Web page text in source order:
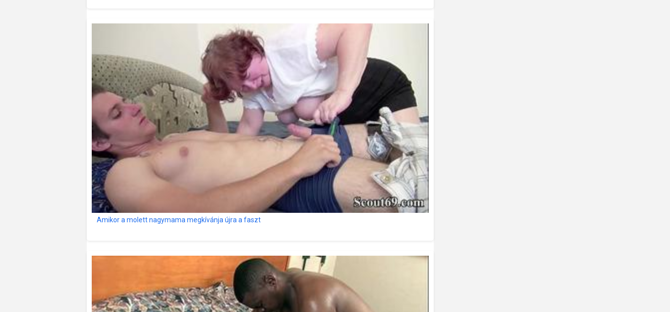
Amikor a molett nagymama megkívánja újra a faszt